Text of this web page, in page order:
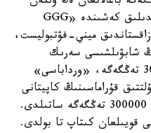
لوت بولدى. سونداي-اق، قايىرىمدىلىق كەشىندە «GGG
تەڭگەگە، قازاقستاندىق ميني-فۋتبوليست،
شابۋىلشىسى سەرىك
جامانقۇلوۆ كيگەن فۋتبولكا 300000 تەڭگەگە، «ورداباسى»
قۇراماسىنىڭ كاپيتانى
اسحات تاعىبەرگەننىڭ فۋتبولكاسى 300000 تەڭگەگە ساتىلدى.
قويىلعان كىتاپ تا بولدى.